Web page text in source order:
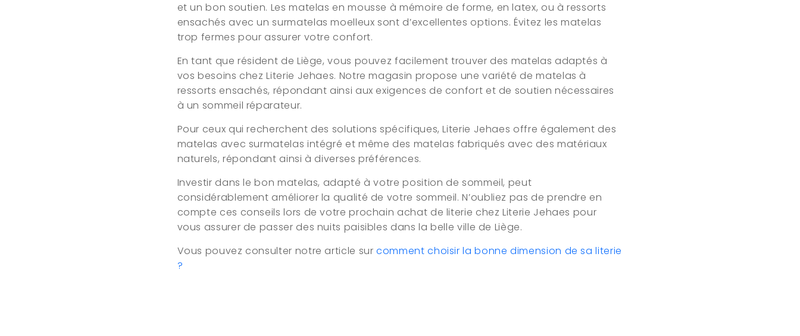
et un bon soutien. Les matelas en mousse à mémoire de forme, en latex, ou à ressorts
ensachés avec un surmatelas moelleux sont d’excellentes options. Évitez les matelas
trop fermes pour assurer votre confort.
En tant que résident de Liège, vous pouvez facilement trouver des matelas adaptés à
vos besoins chez Literie Jehaes. Notre magasin propose une variété de matelas à
ressorts ensachés, répondant ainsi aux exigences de confort et de soutien nécessaires
à un sommeil réparateur.
Pour ceux qui recherchent des solutions spécifiques, Literie Jehaes offre également des
matelas avec surmatelas intégré et même des matelas fabriqués avec des matériaux
naturels, répondant ainsi à diverses préférences.
Investir dans le bon matelas, adapté à votre position de sommeil, peut
considérablement améliorer la qualité de votre sommeil. N’oubliez pas de prendre en
compte ces conseils lors de votre prochain achat de literie chez Literie Jehaes pour
vous assurer de passer des nuits paisibles dans la belle ville de Liège.
Vous pouvez consulter notre article surcomment choisir la bonne dimension de sa literie
?